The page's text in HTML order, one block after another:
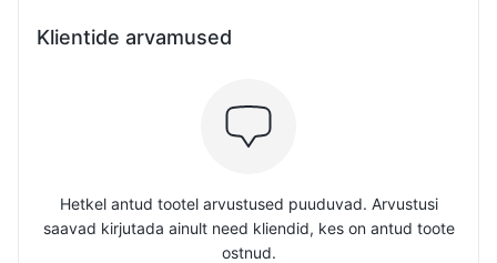
Klientide arvamused
Hetkel antud tootel arvustused puuduvad. Arvustusi
saavad kirjutada ainult need kliendid, kes on antud toote
ostnud.